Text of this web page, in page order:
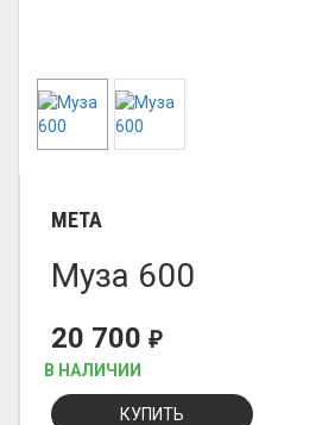
META
Муза 600
20 700 ₽
В НАЛИЧИИ
КУПИТЬ